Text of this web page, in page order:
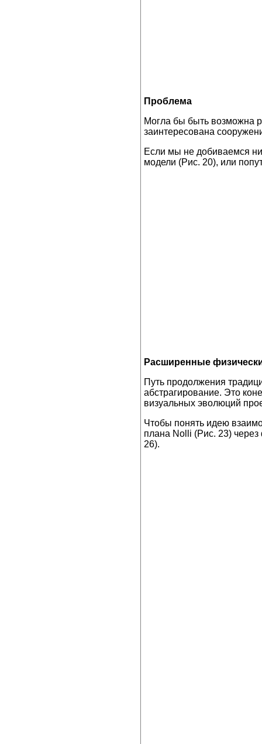
Проблема
Могла бы быть возможна
заинтересована
Если мы не добиваемся
модели (Рис. 20), или
Расширенные
Путь продолжения
абстрагирование. Это
визуальных эволюций
Чтобы понять идею
плана Nolli (Рис. 23)
26).